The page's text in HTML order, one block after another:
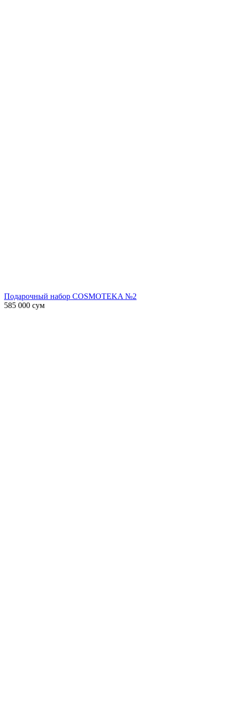
Подарочный набор COSMOTEKA №2
585 000 сум